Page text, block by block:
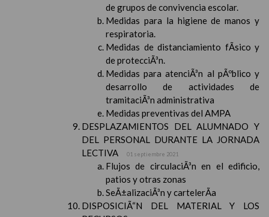
de grupos de convivencia escolar.
Medidas para la higiene de manos y
respiratoria.
Medidas de distanciamiento fÃ­sico y
de protecciÃ³n.
Medidas para atenciÃ³n al pÃºblico y
desarrollo de actividades de
tramitaciÃ³n administrativa
Medidas preventivas del AMPA
DESPLAZAMIENTOS DEL ALUMNADO Y
DEL PERSONAL DURANTE LA JORNADA
LECTIVA
01 septiembre 2021
Flujos de circulaciÃ³n en el edificio,
patios y otras zonas
SeÃ±alizaciÃ³n y cartelerÃ­a
DISPOSICIÃ“N DEL MATERIAL Y LOS